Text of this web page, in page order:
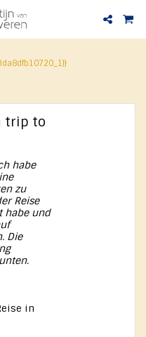
trip to
habe
zu
Reise
habe und
Die
in